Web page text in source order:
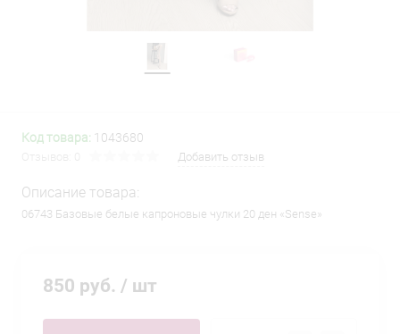
Код товара: 1043680
Добавить отзыв
Описание товара:
06743 Базовые белые капроновые чулки 20 ден «Sense»
850 руб. / шт